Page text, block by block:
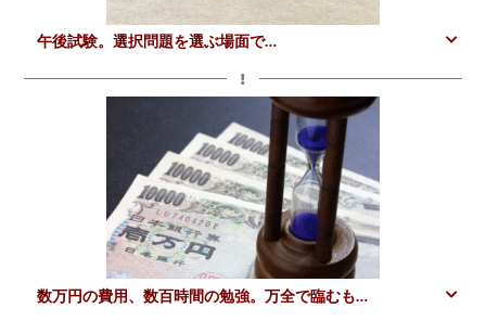
午後試験。選択問題を選ぶ場面で…
数万円の費用、数百時間の勉強。万全で臨むも…